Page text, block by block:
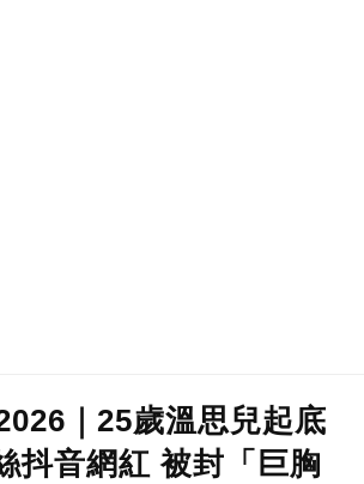
｜25歲溫思兒起底
抖音網紅 被封「巨胸